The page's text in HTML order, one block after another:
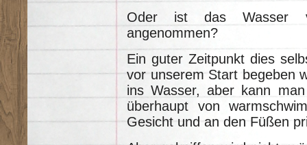
Oder ist das Wasser
angenommen?
Ein guter Zeitpunkt dies
vor unserem Start begeben
ins Wasser, aber kann
überhaupt von
Gesicht und an den Füßen